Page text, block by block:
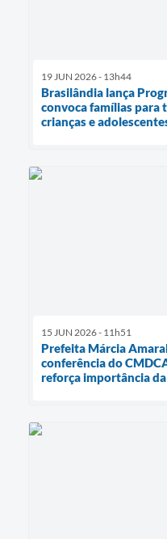
19 JUN 2026 - 13h44
Brasilândia lança
convoca famílias para
crianças e
15 JUN 2026 - 11h51
Prefeita Márcia
conferência do
reforça importância